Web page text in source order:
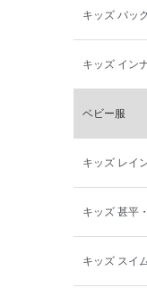
キッズ バッ
キッズ イン
ベビー服
キッズ レイ
キッズ 甚平
キッズ スイ